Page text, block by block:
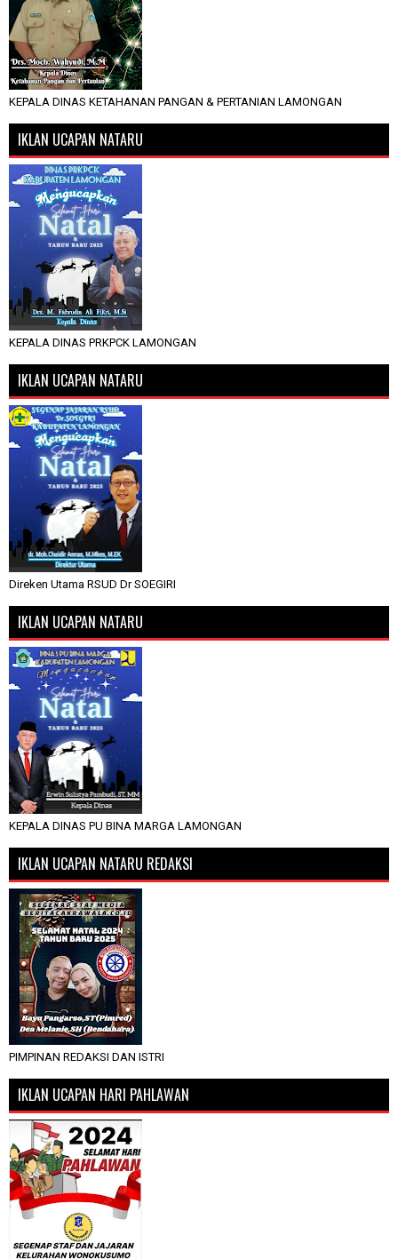
KEPALA DINAS KETAHANAN PANGAN & PERTANIAN LAMONGAN
IKLAN UCAPAN NATARU
KEPALA DINAS PRKPCK LAMONGAN
IKLAN UCAPAN NATARU
Direken Utama RSUD Dr SOEGIRI
IKLAN UCAPAN NATARU
KEPALA DINAS PU BINA MARGA LAMONGAN
IKLAN UCAPAN NATARU REDAKSI
PIMPINAN REDAKSI DAN ISTRI
IKLAN UCAPAN HARI PAHLAWAN